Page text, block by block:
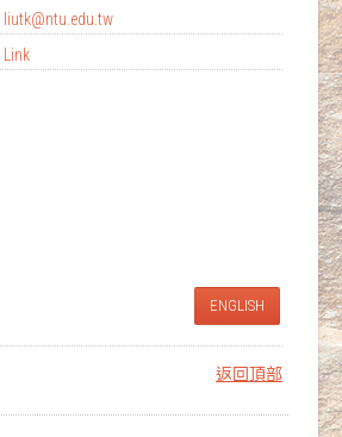
liutk@ntu.edu.tw
Link
ENGLISH
返回頂部